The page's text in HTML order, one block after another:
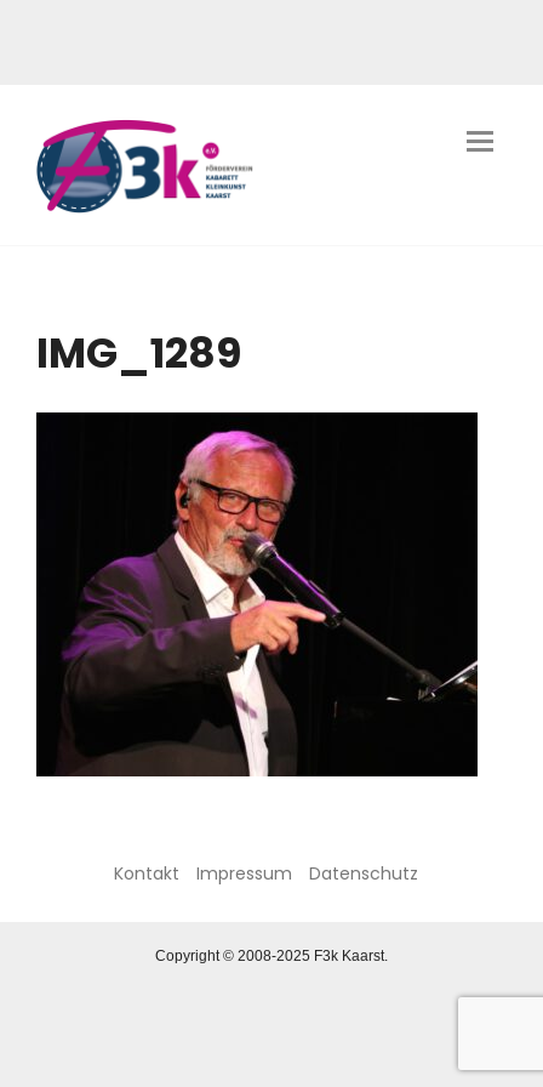
IMG_1289
Kontakt Impressum Datenschutz
Copyright © 2008-2025 F3k Kaarst.